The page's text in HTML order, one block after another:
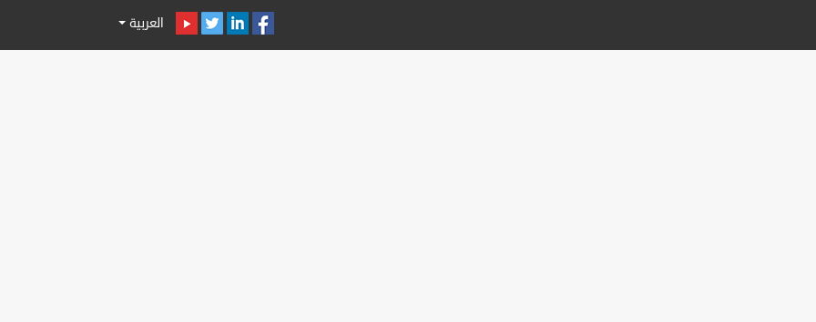
العربية